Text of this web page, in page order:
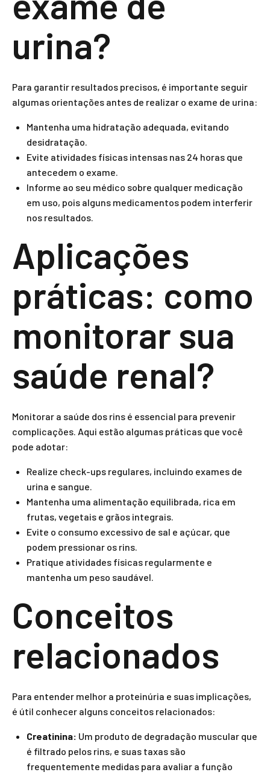
urina?
Para garantir resultados precisos, é importante seguir
algumas orientações antes de realizar o exame de urina:
Mantenha uma hidratação adequada, evitando
desidratação.
Evite atividades físicas intensas nas 24 horas que
antecedem o exame.
Informe ao seu médico sobre qualquer medicação
em uso, pois alguns medicamentos podem interferir
nos resultados.
Aplicações
práticas: como
monitorar sua
saúde renal?
Monitorar a saúde dos rins é essencial para prevenir
complicações. Aqui estão algumas práticas que você
pode adotar:
Realize check-ups regulares, incluindo exames de
urina e sangue.
Mantenha uma alimentação equilibrada, rica em
frutas, vegetais e grãos integrais.
Evite o consumo excessivo de sal e açúcar, que
podem pressionar os rins.
Pratique atividades físicas regularmente e
mantenha um peso saudável.
Conceitos
relacionados
Para entender melhor a proteinúria e suas implicações,
é útil conhecer alguns conceitos relacionados:
Creatinina: Um produto de degradação muscular que
é filtrado pelos rins, e suas taxas são
frequentemente medidas para avaliar a função